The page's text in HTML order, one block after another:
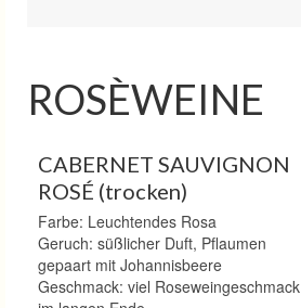
ROSÈWEINE
CABERNET SAUVIGNON
ROSÉ (trocken)
Farbe: Leuchtendes Rosa
Geruch: süßlicher Duft, Pflaumen
gepaart mit Johannisbeere
Geschmack: viel Roseweingeschmack